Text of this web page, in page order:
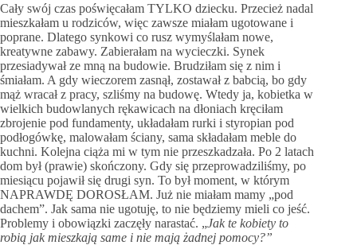
Cały swój czas poświęcałam TYLKO dziecku. Przecież nadal
mieszkałam u rodziców, więc zawsze miałam ugotowane i
poprane. Dlatego synkowi co rusz wymyślałam nowe,
kreatywne zabawy. Zabierałam na wycieczki. Synek
przesiadywał ze mną na budowie. Brudziłam się z nim i
śmiałam. A gdy wieczorem zasnął, zostawał z babcią, bo gdy
mąż wracał z pracy, szliśmy na budowę. Wtedy ja, kobietka w
wielkich budowlanych rękawicach na dłoniach kręciłam
zbrojenie pod fundamenty, układałam rurki i styropian pod
podłogówkę, malowałam ściany, sama składałam meble do
kuchni. Kolejna ciąża mi w tym nie przeszkadzała. Po 2 latach
dom był (prawie) skończony. Gdy się przeprowadziliśmy, po
miesiącu pojawił się drugi syn. To był moment, w którym
NAPRAWDĘ DOROSŁAM. Już nie miałam mamy „pod
dachem”. Jak sama nie ugotuję, to nie będziemy mieli co jeść.
Problemy i obowiązki zaczęły narastać. „Jak te kobiety to
robią jak mieszkają same i nie mają żadnej pomocy?”